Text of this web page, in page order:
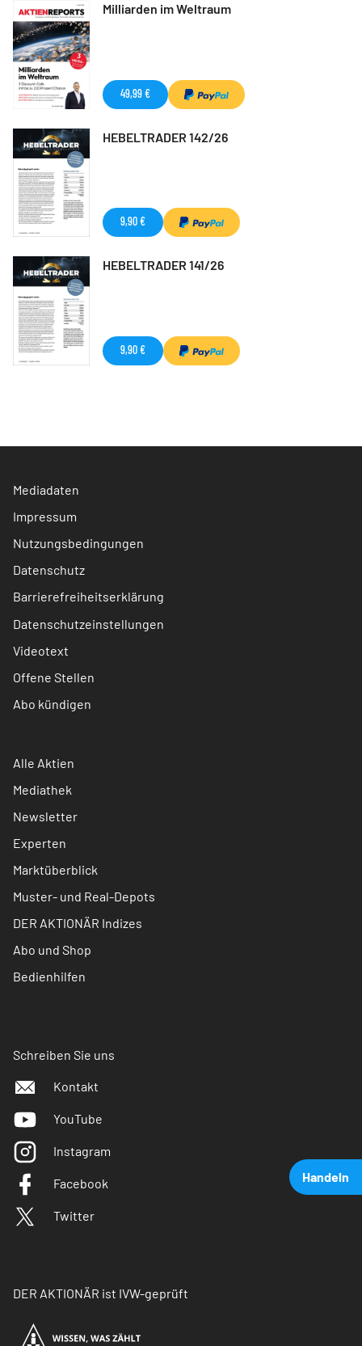
Handeln
Milliarden im Weltraum
49,99 €
HEBELTRADER 142/26
9,90 €
HEBELTRADER 141/26
9,90 €
Mediadaten
Impressum
Nutzungsbedingungen
Datenschutz
Barrierefreiheitserklärung
Datenschutzeinstellungen
Videotext
Offene Stellen
Abo kündigen
Alle Aktien
Mediathek
Newsletter
Experten
Marktüberblick
Muster- und Real-Depots
DER AKTIONÄR Indizes
Abo und Shop
Bedienhilfen
Schreiben Sie uns
Kontakt
YouTube
Instagram
Facebook
Twitter
DER AKTIONÄR ist IVW-geprüft